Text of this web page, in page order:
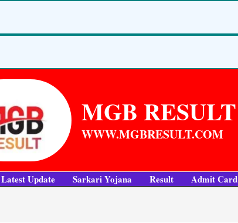
MGB RESULT
WWW.MGBRESULT.COM
Latest Update Sarkari Yojana Result Admit Card